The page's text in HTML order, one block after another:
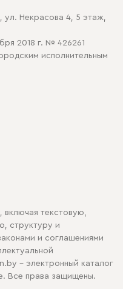
ул. Некрасова 4, 5 этаж,
2018 г. № 426261
исполнительным
текстовую,
структуру и
и соглашениями
- электронный каталог
Все права защищены.